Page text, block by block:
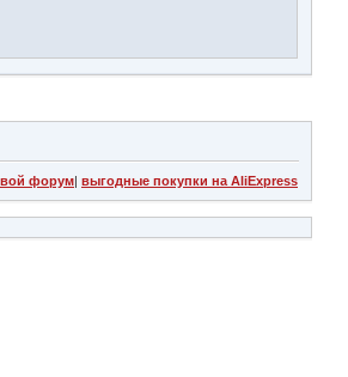
форум| выгодные покупки на AliExpress